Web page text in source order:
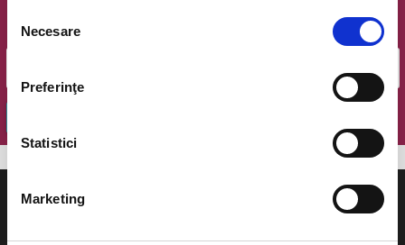
consimțământului
Necesare
Preferinţe
Statistici
Marketing
Email